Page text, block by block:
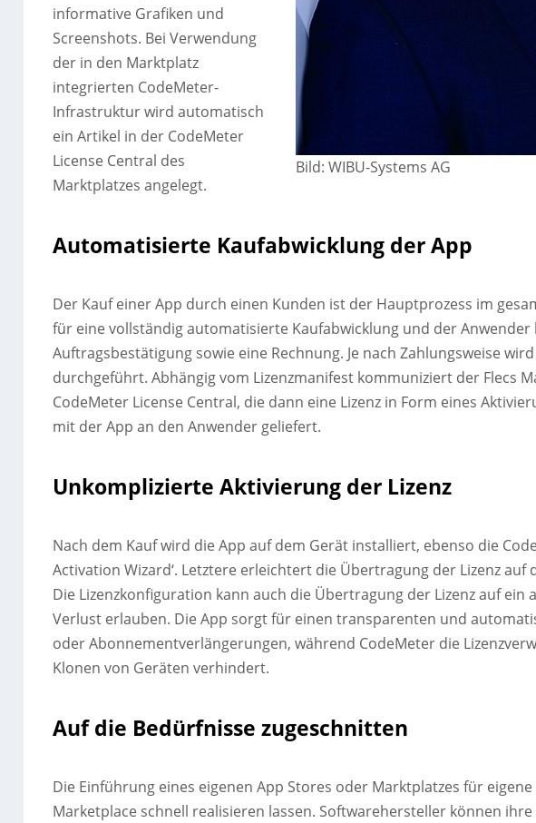
Bild: WIBU-Systems AG
informative Grafiken und
Screenshots. Bei Verwendung
der in den Marktplatz
integrierten CodeMeter-
Infrastruktur wird automatisch
ein Artikel in der CodeMeter
License Central des
Marktplatzes angelegt.
Automatisierte Kaufabwicklung der App
Der Kauf einer App durch einen Kunden ist der Hauptprozess im
für eine vollständig automatisierte Kaufabwicklung und der Anwender
Auftragsbestätigung sowie eine Rechnung. Je nach Zahlungsweise
durchgeführt. Abhängig vom Lizenzmanifest kommuniziert der Flecs
CodeMeter License Central, die dann eine Lizenz in Form eines
mit der App an den Anwender geliefert.
Unkomplizierte Aktivierung der Lizenz
Nach dem Kauf wird die App auf dem Gerät installiert, ebenso die
Activation Wizard‘. Letztere erleichtert die Übertragung der Lizenz
Die Lizenzkonfiguration kann auch die Übertragung der Lizenz auf ein
Verlust erlauben. Die App sorgt für einen transparenten und
oder Abonnementverlängerungen, während CodeMeter die
Klonen von Geräten verhindert.
Auf die Bedürfnisse zugeschnitten
Die Einführung eines eigenen App Stores oder Marktplatzes für
Marketplace schnell realisieren lassen. Softwarehersteller können